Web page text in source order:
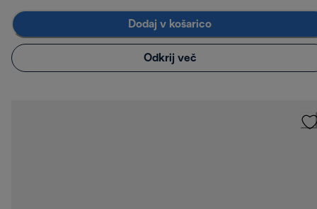
Dodaj v košarico
Odkrij več